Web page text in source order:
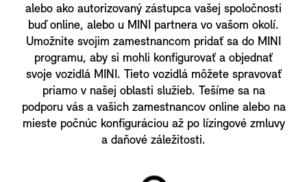
alebo ako autorizovaný zástupca vašej spoločnosti
buď online, alebo u MINI partnera vo vašom okolí.
Umožnite svojim zamestnancom pridať sa do MINI
programu, aby si mohli konfigurovať a objednať
svoje vozidlá MINI. Tieto vozidlá môžete spravovať
priamo v našej oblasti služieb. Tešíme sa na
podporu vás a vašich zamestnancov online alebo na
mieste počnúc konfiguráciou až po lízingové zmluvy
a daňové záležitosti.